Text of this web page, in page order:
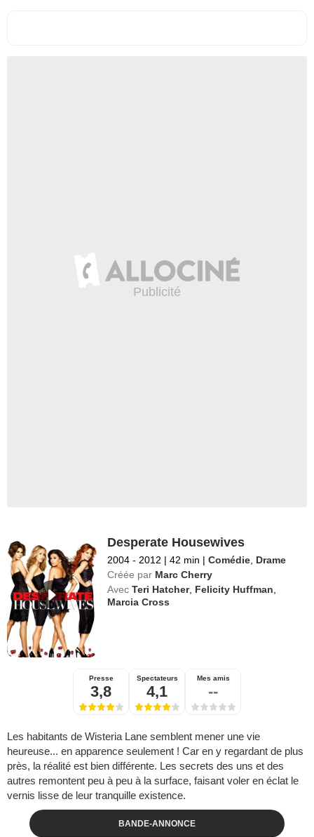
Desperate Housewives
2004 - 2012 | 42 min | Comédie, Drame
Créée par Marc Cherry
Avec Teri Hatcher, Felicity Huffman,
Marcia Cross
Presse
3,8
Spectateurs
4,1
Mes amis
--
Les habitants de Wisteria Lane semblent mener une vie
heureuse... en apparence seulement ! Car en y regardant de plus
près, la réalité est bien différente. Les secrets des uns et des
autres remontent peu à peu à la surface, faisant voler en éclat le
vernis lisse de leur tranquille existence.
BANDE-ANNONCE